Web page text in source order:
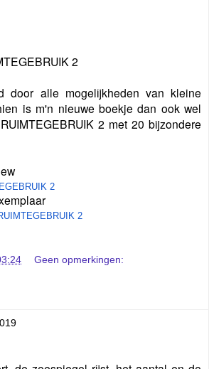
2
door alle mogelijkheden van kleine
is m'n nieuwe boekje dan ook wel
2 met 20 bijzondere
2
2
Geen opmerkingen: